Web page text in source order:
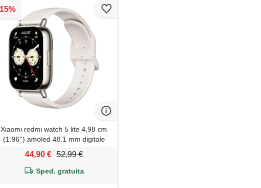
Xiaomi redmi watch 5 lite 4,98 cm
(1.96'') amoled 48.1 mm digitale
410 x 502 pixel touch screen oro
gps (satellitare)
44,90 € 52,99 €
Sped. gratuita